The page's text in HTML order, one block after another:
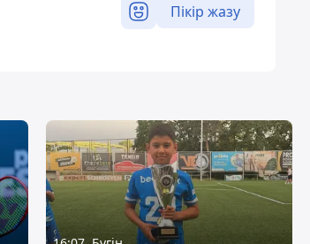
Пікір жазу